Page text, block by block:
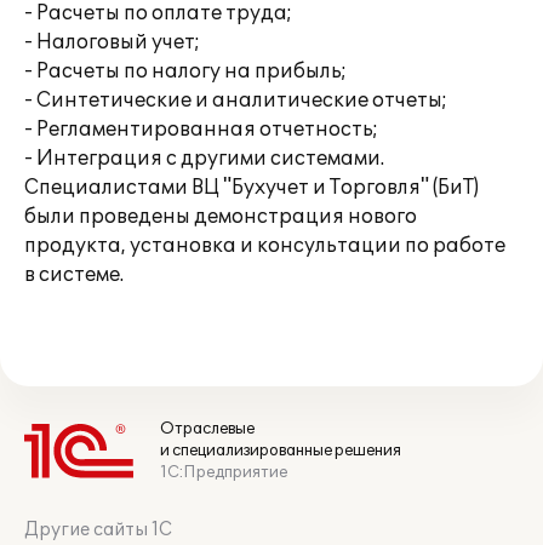
- Расчеты по оплате труда;
- Налоговый учет;
- Расчеты по налогу на прибыль;
- Синтетические и аналитические отчеты;
- Регламентированная отчетность;
- Интеграция с другими системами.
Специалистами ВЦ "Бухучет и Торговля" (БиТ)
были проведены демонстрация нового
продукта, установка и консультации по работе
в системе.
Отраслевые
и специализированные решения
1С:Предприятие
Другие сайты 1С